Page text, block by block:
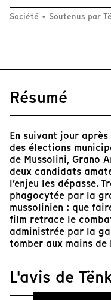
Société • Soutenus par
Résumé
En suivant jour
des élections
de Mussolini, Grano
deux candidats
l’enjeu les dépasse.
phagocytée par la
mussolinien : que
film retrace le
administrée par la
tomber aux mains de
L'avis de